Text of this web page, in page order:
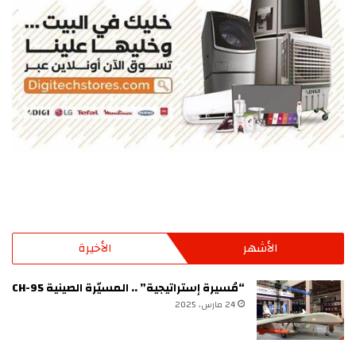
الأشهر الأخيرة
“مُسيرة إستراتيجية” .. المسيّرة الصينية CH-95
24 مارس، 2025